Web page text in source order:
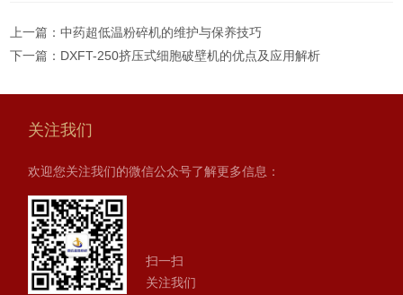
上一篇：中药超低温粉碎机的维护与保养技巧
下一篇： DXFT-250挤压式细胞破壁机的优点及应用解析
关注我们
欢迎您关注我们的微信公众号了解更多信息：
扫一扫
关注我们